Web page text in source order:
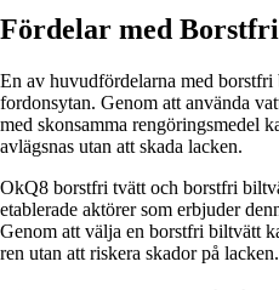
Fördelar med
En av huvudfördelarna med
fordonsytan. Genom att använda
med skonsamma rengöringsmedel
avlägsnas utan att skada lacken.
OkQ8 borstfri tvätt och borstfri
etablerade aktörer som erbjuder
Genom att välja en borstfri biltvätt
ren utan att riskera skador på lacken.